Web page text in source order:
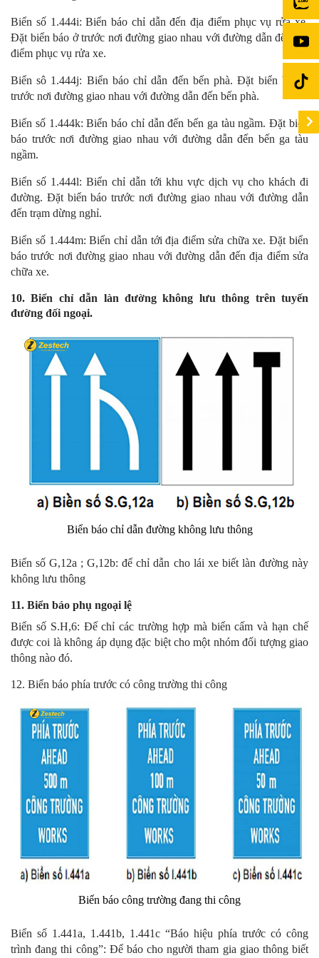
Biển số 1.444i: Biển báo chỉ dẫn đến địa điểm phục vụ rửa xe.
Đặt biển báo ở trước nơi đường giao nhau với đường dẫn đến địa
điểm phục vụ rửa xe.
Biển sô 1.444j: Biển báo chỉ dẫn đến bến phà. Đặt biển báo ở
trước nơi đường giao nhau với đường dẫn đến bến phà.
Biển số 1.444k: Biển báo chỉ dẫn đến bến ga tàu ngầm. Đặt biển
báo trước nơi đường giao nhau với đường dẫn đến bến ga tàu
ngầm.
Biển số 1.444l: Biển chỉ dẫn tới khu vực dịch vụ cho khách đi
đường. Đặt biển báo trước nơi đường giao nhau với đường dẫn
đến trạm dừng nghỉ.
Biển số 1.444m: Biển chỉ dẫn tới địa điểm sửa chữa xe. Đặt biển
báo trước nơi đường giao nhau với đường dẫn đến địa điểm sửa
chữa xe.
10. Biển chỉ dẫn làn đường không lưu thông trên tuyến
đường đối ngoại.
Biển báo chỉ dẫn đường không lưu thông
Biển số G,12a ; G,12b: để chỉ dẫn cho lái xe biết làn đường này
không lưu thông
11. Biển báo phụ ngoại lệ
Biển số S.H,6: Để chỉ các trường hợp mà biển cấm và hạn chế
được coi là không áp dụng đặc biệt cho một nhóm đối tượng giao
thông nào đó.
12. Biển báo phía trước có công trường thi công
Biển báo công trường đang thi công
Biển số 1.441a, 1.441b, 1.441c “Báo hiệu phía trước có công
trình đang thi công”: Để báo cho người tham gia giao thông biết